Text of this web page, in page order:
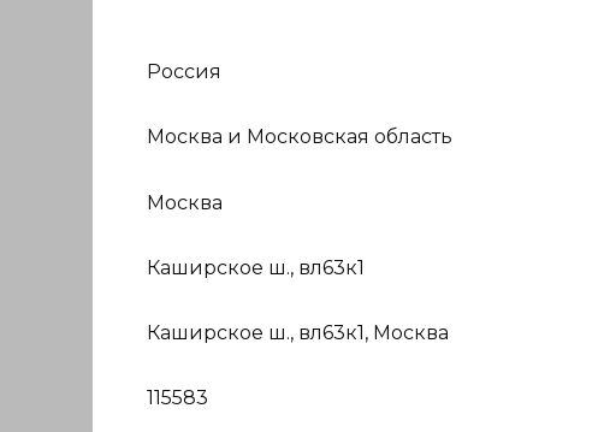
Россия
Москва и Московская область
Москва
Каширское ш., вл63к1
Каширское ш., вл63к1, Москва
115583